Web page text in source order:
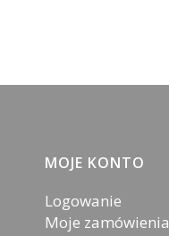
MOJE KONTO
Logowanie
Moje zamówienia